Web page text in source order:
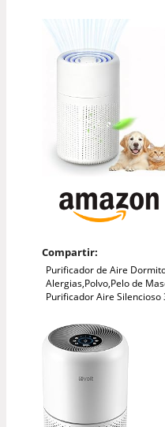
Compartir:
Purificador de Aire
Alergias,Polvo,Pelo de
Purificador Aire